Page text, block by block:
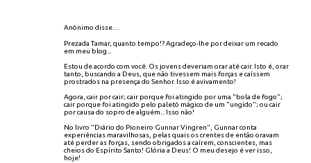
Anônimo disse…
Prezada Tamar, quanto tempo!? Agradeço-lhe por deixar um recado
em meu blog...
Estou de acordo com você. Os jovens deveriam orar até cair. Isto é, orar
tanto, buscando a Deus, que não tivessem mais forças e caíssem
prostrados na presença do Senhor. Isso é avivamento!
Agora, cair por cair; cair porque foi atingido por uma "bola de fogo";
cair porque foi atingido pelo paletó mágico de um "ungido"; ou cair
por causa do sopro de alguém... Isso não!
No livro "Diário do Pioneiro Gunnar Vingren", Gunnar conta
experiências maravilhosas, pelas quais os crentes de então oravam
até perder as forças, sendo obrigados a caírem, conscientes, mas
cheios do Espírito Santo! Glória a Deus! O meu desejo é ver isso,
hoje!